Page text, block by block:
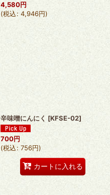
4,580円
(税込: 4,946円)
辛味噌にんにく [KFSE-02]
700円
(税込: 756円)
カートに入れる